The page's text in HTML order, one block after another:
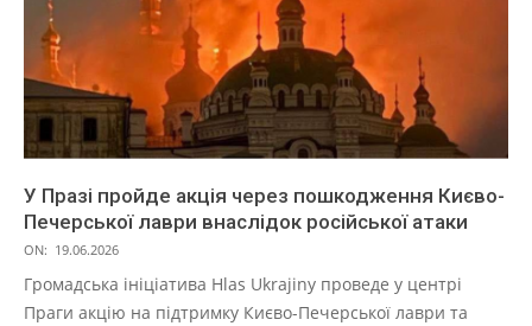
У Празі пройде акція через пошкодження Києво-
Печерської лаври внаслідок російської атаки
ON: 19.06.2026
Громадська ініціатива Hlas Ukrajiny проведе у центрі
Праги акцію на підтримку Києво-Печерської лаври та